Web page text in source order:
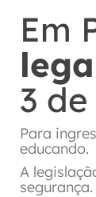
Em
3
Para
educando.
A
segurança.